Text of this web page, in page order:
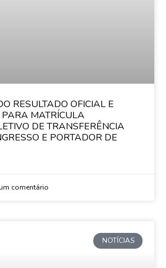
RESULTADO OFICIAL E
MATRÍCULA
DE TRANSFERÊNCIA
E PORTADOR DE
comentário
NOTÍCIAS